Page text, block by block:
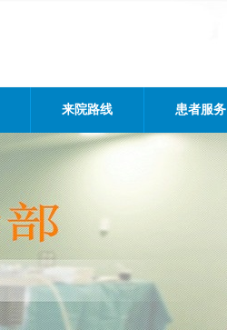
来院路线 患者服务